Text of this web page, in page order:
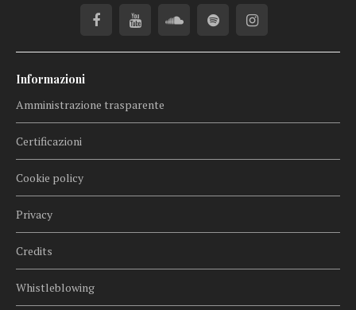
Informazioni
Amministrazione trasparente
Certificazioni
Cookie policy
Privacy
Credits
Whistleblowing